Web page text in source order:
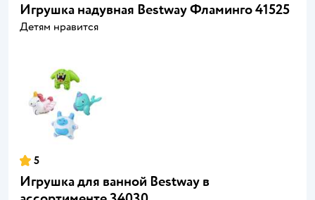
Игрушка надувная Bestway Фламинго 41525
Детям нравится
5
Игрушка для ванной Bestway в